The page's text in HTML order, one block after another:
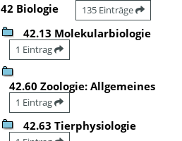
42 Biologie 135 Einträge
42.13 Molekularbiologie
1 Eintrag
42.60 Zoologie: Allgemeines
1 Eintrag
42.63 Tierphysiologie